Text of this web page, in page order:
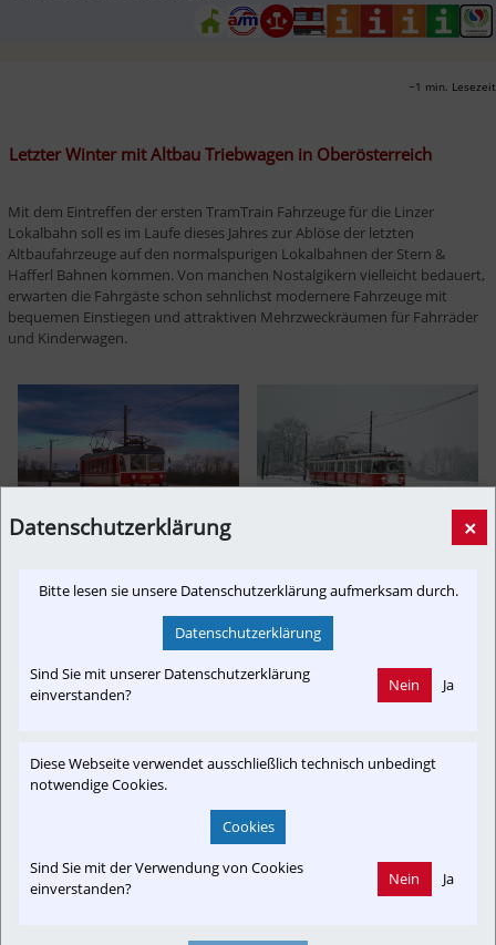
~1 min. Lesezeit
Letzter Winter mit Altbau Triebwagen in Oberösterreich
Mit dem Eintreffen der ersten TramTrain Fahrzeuge für die Linzer
Lokalbahn soll es im Laufe dieses Jahres zur Ablöse der letzten
Altbaufahrzeuge auf den normalspurigen Lokalbahnen der Stern &
Hafferl Bahnen kommen. Von manchen Nostalgikern vielleicht bedauert,
erwarten die Fahrgäste schon sehnlichst modernere Fahrzeuge mit
bequemen Einstiegen und attraktiven Mehrzweckräumen für Fahrräder
und Kinderwagen.
Vorchdorf-Eggenberg nahe
Bad Wimsbach-
Neydharting; Foto: Florian
Lugstein
KFBE) auf der Lokalbahn
Lambach – Vorchdorf-
Eggenberg nahe Bad
Wimsbach-Neydharting;
Foto: Florian Lugstein
Datenschutzerklärung ×
Bitte lesen sie unsere Datenschutzerklärung aufmerksam durch.
Datenschutzerklärung
Sind Sie mit unserer Datenschutzerklärung
einverstanden?
Nein Ja
Diese Webseite verwendet ausschließlich technisch unbedingt
notwendige Cookies.
Cookies
Sind Sie mit der Verwendung von Cookies
einverstanden?
Nein Ja